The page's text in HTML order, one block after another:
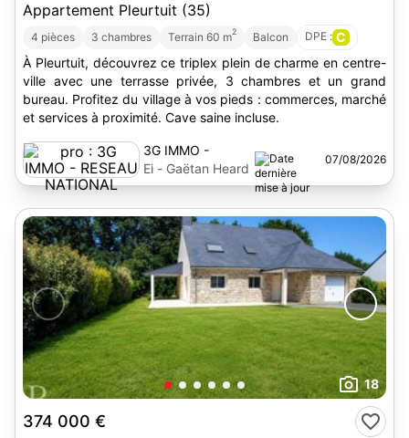
Appartement Pleurtuit (35)
4 pièces 3 chambres Terrain 60 m2 Balcon DPE : C
À Pleurtuit, découvrez ce triplex plein de charme en centre-
ville avec une terrasse privée, 3 chambres et un grand
bureau. Profitez du village à vos pieds : commerces, marché
et services à proximité. Cave saine incluse.
3G IMMO -
RESEAU
NATIONAL
Ei - Gaëtan Heard
07/08/2026
18
374 000 €